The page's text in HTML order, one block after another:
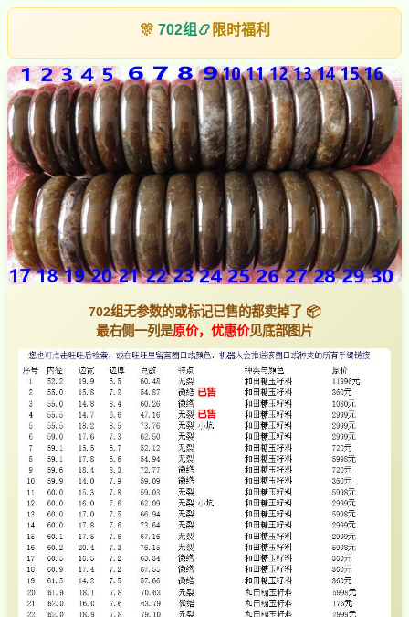
🎊 702组 📿 限时福利
702组无参数的或标记已售的都卖掉了 📦
最右侧一列是原价，优惠价见底部图片